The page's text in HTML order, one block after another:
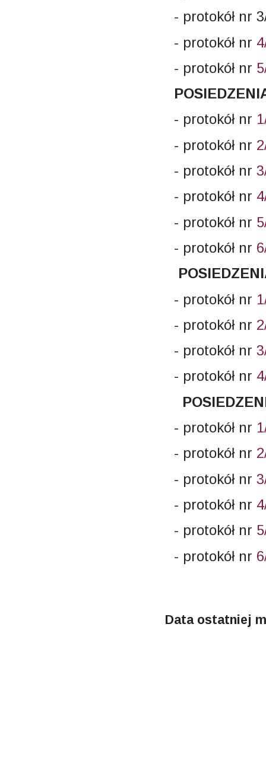
- protokół nr
- protokół nr
- protokół nr
- protokół nr
- protokół nr
- protokół nr
- protokół nr
- protokół nr
- protokół nr
- protokół nr
- protokół nr
- protokół nr
- protokół nr
- protokół nr
- protokół nr
- protokół nr
- protokół nr
- protokół nr
- protokół nr
Data ostatniej